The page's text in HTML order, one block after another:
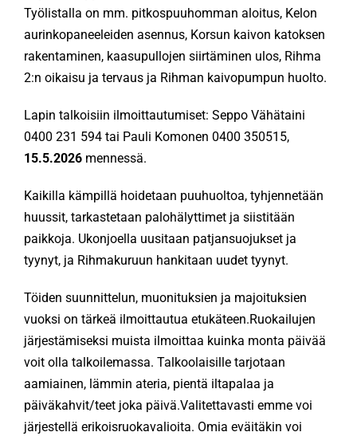
SVE
Työlistalla on mm. pitkospuuhomman aloitus, Kelon
aurinkopaneeleiden asennus, Korsun kaivon katoksen
rakentaminen, kaasupullojen siirtäminen ulos, Rihma
2:n oikaisu ja tervaus ja Rihman kaivopumpun huolto.
Lapin talkoisiin ilmoittautumiset: Seppo Vähätaini
0400 231 594 tai Pauli Komonen 0400 350515,
15.5.2026mennessä.
Kaikilla kämpillä hoidetaan puuhuoltoa, tyhjennetään
huussit, tarkastetaan palohälyttimet ja siistitään
paikkoja. Ukonjoella uusitaan patjansuojukset ja
tyynyt, ja Rihmakuruun hankitaan uudet tyynyt.
Töiden suunnittelun, muonituksien ja majoituksien
vuoksi on tärkeä ilmoittautua etukäteen.Ruokailujen
järjestämiseksi muista ilmoittaa kuinka monta päivää
voit olla talkoilemassa. Talkoolaisille tarjotaan
aamiainen, lämmin ateria, pientä iltapalaa ja
päiväkahvit/teet joka päivä.Valitettavasti emme voi
järjestellä erikoisruokavalioita. Omia eväitäkin voi